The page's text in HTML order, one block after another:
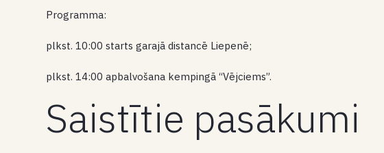
Programma:
plkst. 10:00 starts garajā distancē Liepenē;
plkst. 14:00 apbalvošana kempingā “Vējciems”.
Saistītie pasākumi